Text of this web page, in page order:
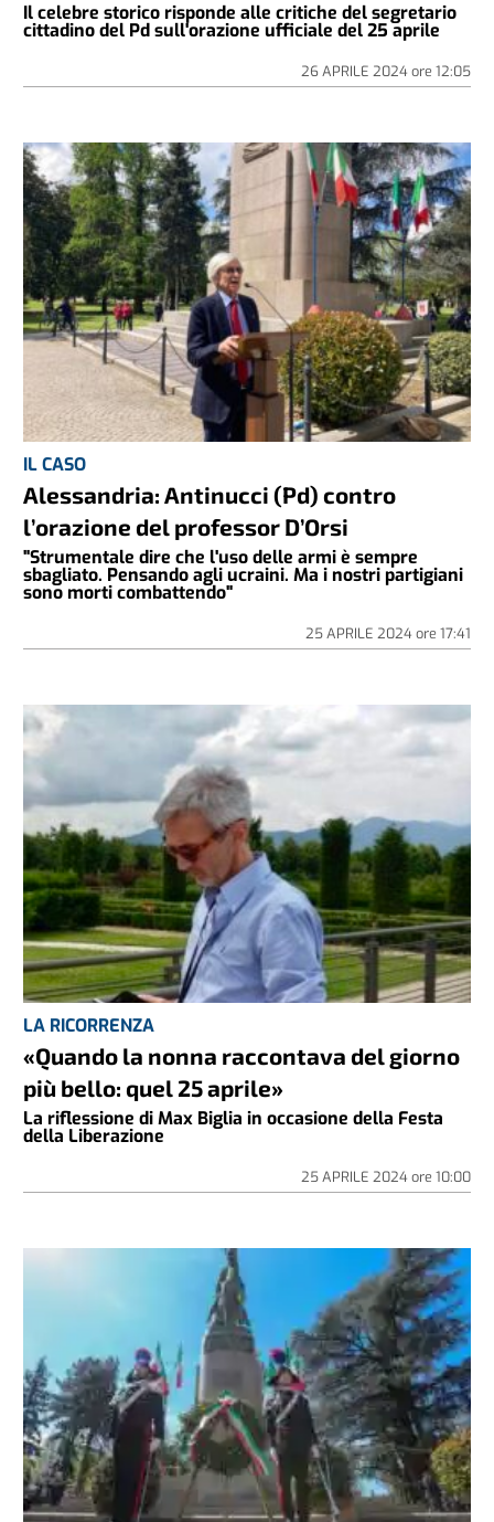
Il celebre storico risponde alle critiche del segretario
cittadino del Pd sull'orazione ufficiale del 25 aprile
26 APRILE 2024ore 12:05
IL CASO
Alessandria: Antinucci (Pd) contro
l’orazione del professor D’Orsi
"Strumentale dire che l'uso delle armi è sempre
sbagliato. Pensando agli ucraini. Ma i nostri partigiani
sono morti combattendo"
25 APRILE 2024ore 17:41
LA RICORRENZA
«Quando la nonna raccontava del giorno
più bello: quel 25 aprile»
La riflessione di Max Biglia in occasione della Festa
della Liberazione
25 APRILE 2024ore 10:00